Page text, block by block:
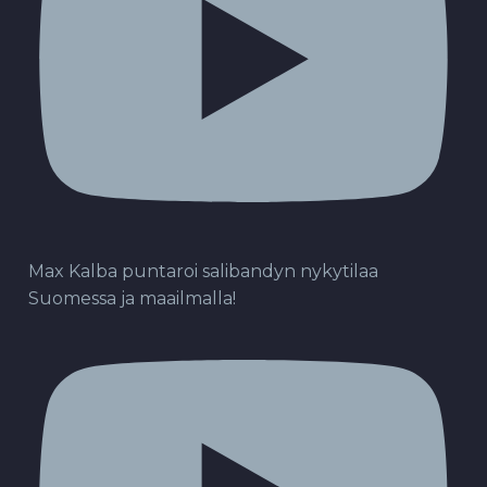
Max Kalba puntaroi salibandyn nykytilaa
Suomessa ja maailmalla!